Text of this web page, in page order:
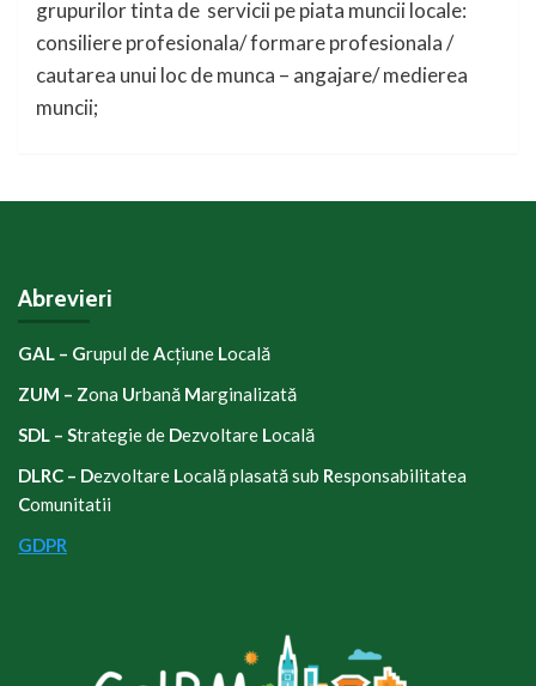
grupurilor tinta de servicii pe piata muncii locale:
consiliere profesionala/ formare profesionala /
cautarea unui loc de munca – angajare/ medierea
muncii;
Abrevieri
GAL – Grupul deAcțiune Locală
ZUM – Zona Urbană Marginalizată
SDL – Strategie de Dezvoltare Locală
DLRC – Dezvoltare Locală plasată sub Responsabilitatea
Comunitatii
GDPR